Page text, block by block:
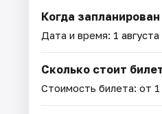
Когда
Дата и время: 1
Сколько стоит
Стоимость билета: от